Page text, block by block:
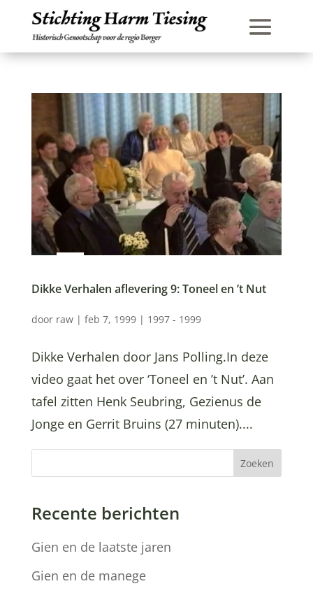
Dikke Verhalen aflevering 9: Toneel en ’t Nut
door raw| feb 7, 1999| 1997 - 1999
Dikke Verhalen door Jans Polling.In deze
video gaat het over ‘Toneel en ’t Nut’. Aan
tafel zitten Henk Seubring, Gezienus de
Jonge en Gerrit Bruins (27 minuten)....
Zoeken
Recente berichten
Gien en de laatste jaren
Gien en de manege